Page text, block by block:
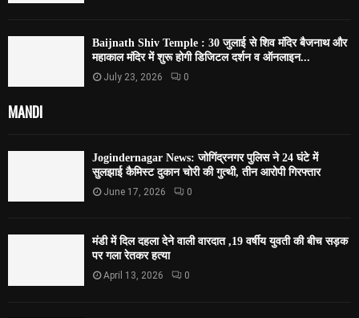
Baijnath Shiv Temple : 30 जुलाई से शिव मंदिर बैजनाथ और
महाकाल मंदिर में शुरू होगी डिजिटल दर्शन व ऑनलाइन...
July 23, 2026 0
MANDI
Jogindernagar News: जोगिंद्रनगर पुलिस ने 24 घंटे में
सुलझाई कैमिस्ट दुकान चोरी की गुत्थी, तीन आरोपी गिरफ्तार
June 17, 2026 0
मंडी में दिल दहला देने वाली वारदात ,19 वर्षीय युवती की बीच सड़क
पर गला रेतकर हत्या
April 13, 2026 0